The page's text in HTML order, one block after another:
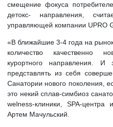
смещение фокуса
детокс- направления,
управляющей компании UPRO
«В ближайшие 3-4 года на
количество качественно
курортного направления.
представлять из себя
Санатории нового поколения,
это некий сплав-симбиоз
welness-клиники, SPA-
Артем Мачульский.